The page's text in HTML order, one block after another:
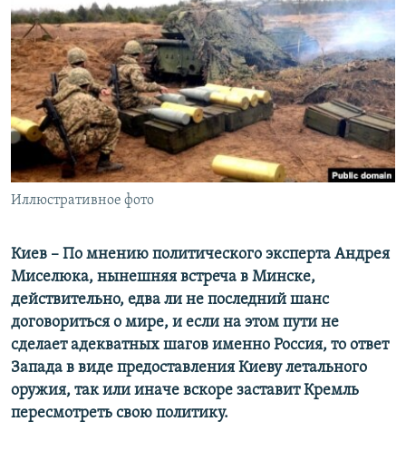
СОВЕТЫ ПРАВОЗАЩИТНИКОВ
ПРОПАВШИЕ БЕЗ ВЕСТИ
ПОБЕДИТЕЛЕЙ НЕ СУДЯТ?
КРЫМ.НЕПОКОРЕННЫЙ
ELIFBE
УКРАИНСКАЯ ПРОБЛЕМА КРЫМА
Qırımtatar
ПРИСОЕДИНЯЙТЕСЬ!
Все сайты RFE/RL
Иллюстративное фото
Киев – По мнению политического эксперта Андрея
Миселюка, нынешняя встреча в Минске,
действительно, едва ли не последний шанс
договориться о мире, и если на этом пути не
сделает адекватных шагов именно Россия, то ответ
Запада в виде предоставления Киеву летального
оружия, так или иначе вскоре заставит Кремль
пересмотреть свою политику.